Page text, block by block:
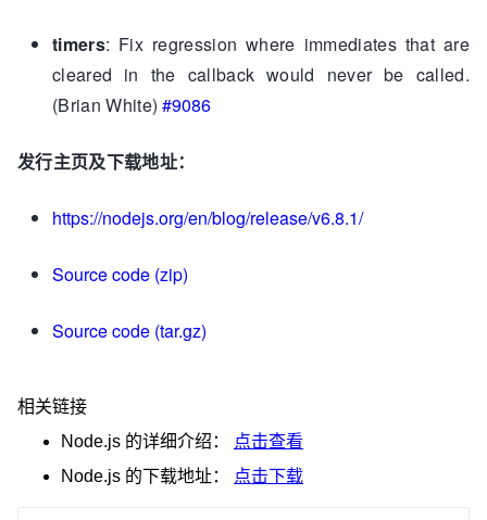
timers: Fix regression where immediates that are
cleared in the callback would never be called.
(Brian White)#9086
发行主页及下载地址：
https://nodejs.org/en/blog/release/v6.8.1/
Source code (zip)
Source code (tar.gz)
相关链接
Node.js 的详细介绍：
点击查看
Node.js 的下载地址： 点击下载